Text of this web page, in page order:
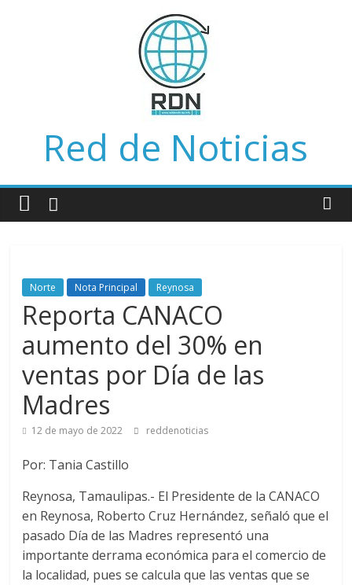
Red de Noticias
Norte Nota Principal Reynosa
Reporta CANACO
aumento del 30% en
ventas por Día de las
Madres
12 de mayo de 2022 reddenoticias
Por: Tania Castillo
Reynosa, Tamaulipas.- El Presidente de la CANACO
en Reynosa, Roberto Cruz Hernández, señaló que el
pasado Día de las Madres representó una
importante derrama económica para el comercio de
la localidad, pues se calcula que las ventas que se